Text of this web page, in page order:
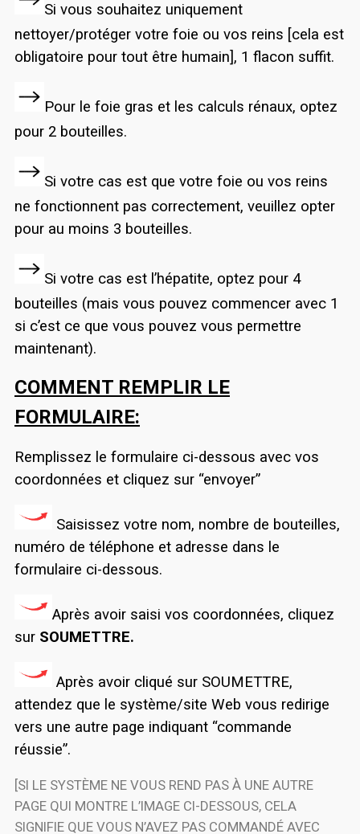
Si vous souhaitez uniquement
nettoyer/protéger votre foie ou vos reins [cela est
obligatoire pour tout être humain], 1 flacon suffit.
Pour le foie gras et les calculs rénaux, optez
pour 2 bouteilles.
Si votre cas est que votre foie ou vos reins
ne fonctionnent pas correctement, veuillez opter
pour au moins 3 bouteilles.
Si votre cas est l’hépatite, optez pour 4
bouteilles (mais vous pouvez commencer avec 1
si c’est ce que vous pouvez vous permettre
maintenant).
COMMENT REMPLIR LE
FORMULAIRE:
Remplissez le formulaire ci-dessous avec vos
coordonnées et cliquez sur “envoyer”
Saisissez votre nom, nombre de bouteilles,
numéro de téléphone et adresse dans le
formulaire ci-dessous.
Après avoir saisi vos coordonnées, cliquez
sur SOUMETTRE.
Après avoir cliqué sur SOUMETTRE,
attendez que le système/site Web vous redirige
vers une autre page indiquant “commande
réussie”.
[SI LE SYSTÈME NE VOUS REND PAS À UNE AUTRE
PAGE QUI MONTRE L’IMAGE CI-DESSOUS, CELA
SIGNIFIE QUE VOUS N’AVEZ PAS COMMANDÉ AVEC